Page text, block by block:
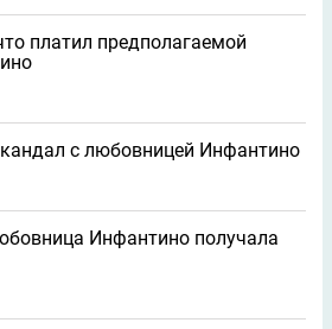
платил предполагаемой
с любовницей Инфантино
Инфантино получала